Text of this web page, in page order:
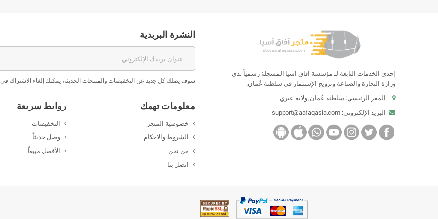
إحدى الخدمات التابعة لـ مؤسسة آفاق آسيا المسجلة رسمياً لدى
وزارة التجارة والصناعة وترويج الإستثمار في سلطنة عُمان.
المقر الرئيسي: سلطنة عُمان, ولاية عبري
البريد الإلكتروني: support@aafaqasia.com
النشرة البريدية
سوف يصلك كل جديد عن التخفيضات والمنتجات الحديثة، يمكنك إلغاء الاشتراك
معلومات تهمك
خصوصية المتجر
الشروط والاحكام
من نحن
اتصل بنا
روابط سريعة
التخفيضات
وصل حديثاً
الأفضل مبيعاً